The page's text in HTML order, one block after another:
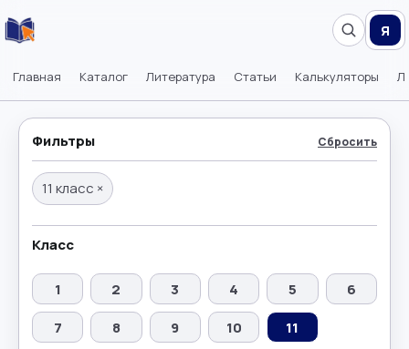
Главная Каталог Литература Статьи Калькуляторы
Я
Фильтры Сбросить
11 класс ×
Класс
1 2 3 4 5
6
7
8 9 10 11